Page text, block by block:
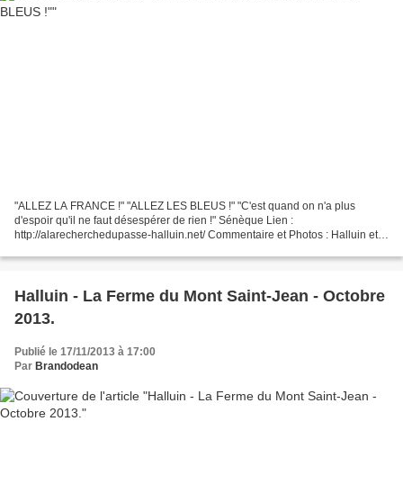
"ALLEZ LA FRANCE !" "ALLEZ LES BLEUS !" "C'est quand on n'a plus
d'espoir qu'il ne faut désespérer de rien !" Sénèque Lien :
http://alarecherchedupasse-halluin.net/ Commentaire et Photos : Halluin et
Halluin - La Ferme du Mont Saint-Jean - Octobre
2013.
Publié le 17/11/2013 à 17:00
Par Brandodean